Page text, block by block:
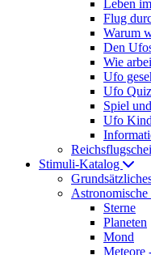
Leben
Flug
Warum
Den
Wie
Ufo
Ufo Quiz
Spiel
Ufo
Stimuli-Katalog
Sterne
Planeten
Mond
Meteore